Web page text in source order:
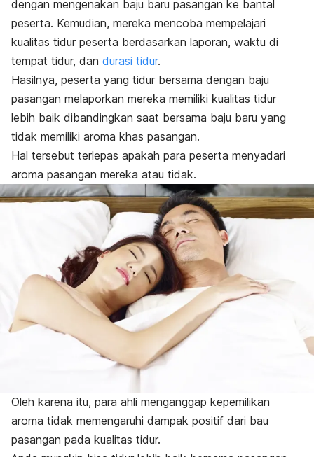
dengan mengenakan baju baru pasangan ke bantal
peserta. Kemudian, mereka mencoba mempelajari
kualitas tidur peserta berdasarkan laporan, waktu di
tempat tidur, dan durasi tidur.
Hasilnya, peserta yang tidur bersama dengan baju
pasangan melaporkan mereka memiliki kualitas tidur
lebih baik dibandingkan saat bersama baju baru yang
tidak memiliki aroma khas pasangan.
Hal tersebut terlepas apakah para peserta menyadari
aroma pasangan mereka atau tidak.
Oleh karena itu, para ahli menganggap kepemilikan
aroma tidak memengaruhi dampak positif dari bau
pasangan pada kualitas tidur.